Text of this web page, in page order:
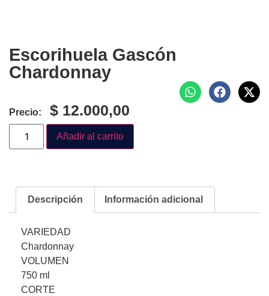
Escorihuela Gascón
Chardonnay
Precio: $ 12.000,00
Añadir al carrito
Descripción Información adicional
VARIEDAD
Chardonnay
VOLUMEN
750 ml
CORTE